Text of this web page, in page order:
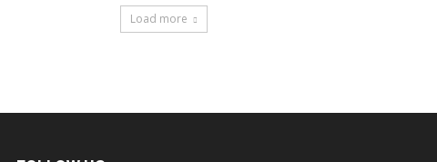
Load more